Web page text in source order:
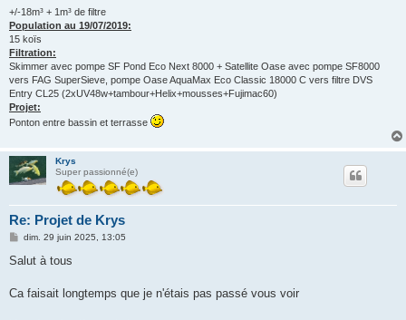
+/-18m³ + 1m³ de filtre
Population au 19/07/2019:
15 koïs
Filtration:
Skimmer avec pompe SF Pond Eco Next 8000 + Satellite Oase avec pompe SF8000
vers FAG SuperSieve, pompe Oase AquaMax Eco Classic 18000 C vers filtre DVS
Entry CL25 (2xUV48w+tambour+Helix+mousses+Fujimac60)
Projet:
Ponton entre bassin et terrasse
Krys
Super passionné(e)
Re: Projet de Krys
M
s
g
dim. 29 juin 2025, 13:05
Salut à tous
Ca faisait longtemps que je n'étais pas passé vous voir